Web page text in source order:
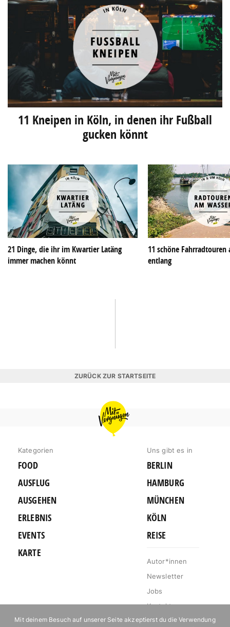
11 Kneipen in Köln, in denen ihr Fußball
gucken könnt
21 Dinge, die ihr im Kwartier Latäng
immer machen könnt
11 schöne Fahrradtouren
entlang
ZURÜCK ZUR STARTSEITE
MIT
VERGNÜGEN
KÖLN
Kategorien
FOOD
AUSFLUG
AUSGEHEN
ERLEBNIS
EVENTS
KARTE
Uns gibt es in
BERLIN
HAMBURG
MÜNCHEN
KÖLN
REISE
Autor*innen
Newsletter
Jobs
Kontakt
Impressum
Mit deinem Besuch auf unserer Seite akzeptierst du die Verwendung